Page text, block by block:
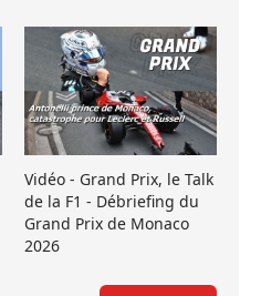
Vidéo - Grand Prix, le Talk
de la F1 - Débriefing du
Grand Prix de Monaco
2026